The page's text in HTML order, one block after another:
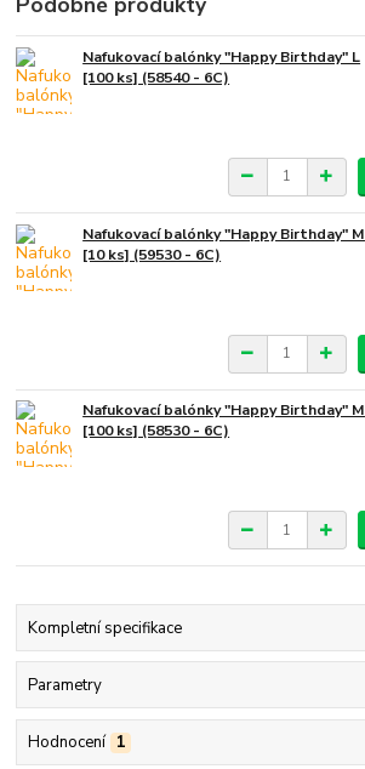
Nafukovací balónky "Happy Birthday" L
[100 ks] (58540 - 6C)
Nafukovací balónky "Happy Birthday" M
[10 ks] (59530 - 6C)
Nafukovací balónky "Happy Birthday" M
[100 ks] (58530 - 6C)
Kompletní specifikace
Parametry
Hodnocení 1